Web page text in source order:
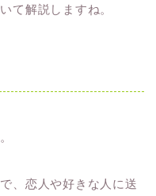
て解説しますね。
、恋人や好きな人に送